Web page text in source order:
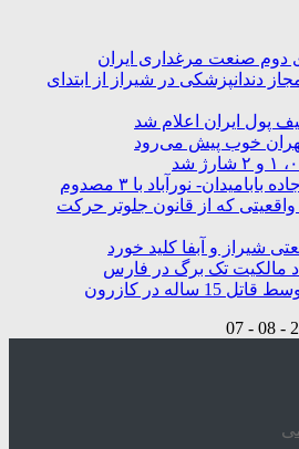
دوم صنعت مرغداری ایران
غیرمجاز دندانپزشکی در شیراز از ابتدای
پول ایران اعلام شد
خوب پیش می‌رود
واقعیتی که از قانون جلوتر حرکت
شیراز و آبفا کلید خورد
مالکیت تک برگ در فارس